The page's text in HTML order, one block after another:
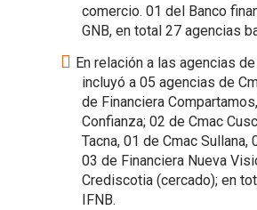
comercio. 01 del Banco
GNB, en total 27 agencias
En relación a las agencias
incluyó a 05 agencias de
de Financiera
Confianza; 02 de Cmac
Tacna, 01 de Cmac Sullana,
03 de Financiera Nueva
Crediscotia (cercado); en
IFNB.